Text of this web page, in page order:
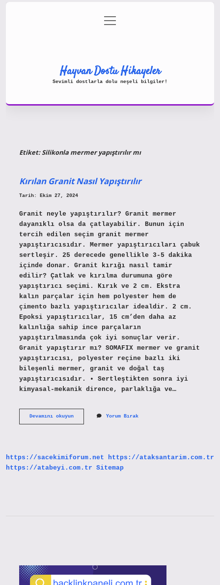
Gizlilik Politikası
menüyü
aç
Hayvan Dostu Hikayeler
Sevimli dostlarla dolu neşeli bilgiler!
Etiket:Silikonla mermer yapıştırılır mı
Kırılan Granit Nasıl Yapıştırılır
Tarih: Ekim 27, 2024
Granit neyle yapıştırılır? Granit mermer
dayanıklı olsa da çatlayabilir. Bunun için
tercih edilen seçim granit mermer
yapıştırıcısıdır. Mermer yapıştırıcıları çabuk
sertleşir. 25 derecede genellikle 3-5 dakika
içinde donar. Granit kırığı nasıl tamir
edilir? Çatlak ve kırılma durumuna göre
yapıştırıcı seçimi. Kırık ve 2 cm. Ekstra
kalın parçalar için hem polyester hem de
çimento bazlı yapıştırıcılar idealdir. 2 cm.
Epoksi yapıştırıcılar, 15 cm’den daha az
kalınlığa sahip ince parçaların
yapıştırılmasında çok iyi sonuçlar verir.
Granit yapıştırır mı? SOMAFIX mermer ve granit
yapıştırıcısı, polyester reçine bazlı iki
bileşenli mermer, granit ve doğal taş
yapıştırıcısıdır. • Sertleştikten sonra iyi
kimyasal-mekanik dirence, parlaklığa ve…
Devamını okuyunKırılan
Yorum Bırak
https://sacekimiforum.net
https://ataksantarim.com.tr
https://atabeyi.com.tr Sitemap